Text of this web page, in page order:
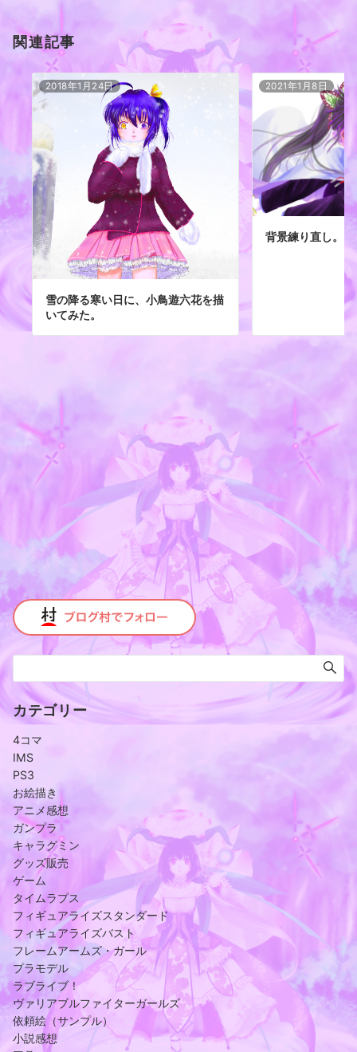
関連記事
2018年1月24日
雪の降る寒い日に、小鳥遊六花を描
いてみた。
2021年1月8日
背景練り直し。
カテゴリー
4コマ
IMS
PS3
お絵描き
アニメ感想
ガンプラ
キャラグミン
グッズ販売
ゲーム
タイムラプス
フィギュアライズスタンダード
フィギュアライズバスト
フレームアームズ・ガール
プラモデル
ラブライブ！
ヴァリアブルファイターガールズ
依頼絵（サンプル）
小説感想